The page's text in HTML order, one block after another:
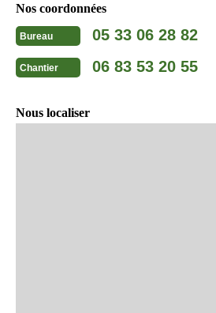
Nos coordonnées
Bureau 05 33 06 28 82
Chantier 06 83 53 20 55
Nous localiser